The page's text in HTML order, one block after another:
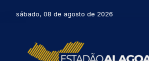
sábado, 08 de agosto de 2026